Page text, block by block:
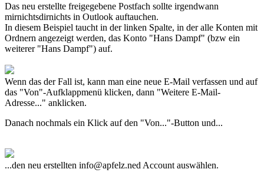
Das neu erstellte freigegebene Postfach sollte irgendwann
mirnichtsdirnichts in Outlook auftauchen.
In diesem Beispiel taucht in der linken Spalte, in der alle Konten mit
Ordnern angezeigt werden, das Konto "Hans Dampf" (bzw ein
weiterer "Hans Dampf") auf.
Wenn das der Fall ist, kann man eine neue E-Mail verfassen und auf
das "Von"-Aufklappmenü klicken, dann "Weitere E-Mail-
Adresse..." anklicken.
Danach nochmals ein Klick auf den "Von..."-Button und...
...den neu erstellten info@apfelz.ned Account auswählen.